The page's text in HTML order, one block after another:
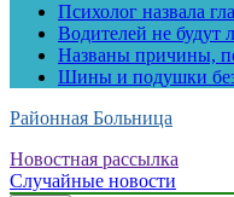
Психолог назвала
Водителей не будут
Названы причины,
Шины и подушки
Районная Больница
Новостная рассылка
Случайные новости